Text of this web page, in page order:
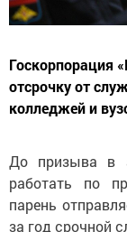
Госкорпорация
отсрочку от
колледжей и
До призыва в
работать по
парень
за год срочной